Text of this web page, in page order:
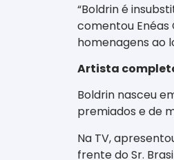
“Boldrin é
comentou Enéas
homenagens ao
Artista
Boldrin nasceu
premiados e de
Na TV,
frente do Sr.